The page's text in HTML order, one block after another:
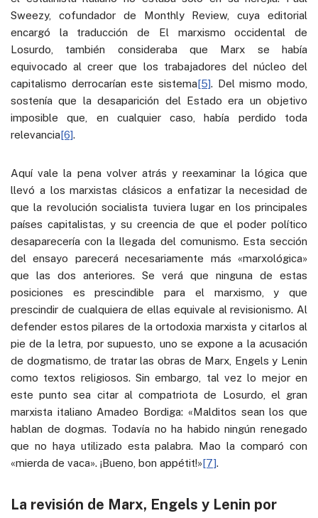
Sweezy, cofundador de Monthly Review, cuya editorial
encargó la traducción de El marxismo occidental de
Losurdo, también consideraba que Marx se había
equivocado al creer que los trabajadores del núcleo del
capitalismo derrocarían este sistema[5]. Del mismo modo,
sostenía que la desaparición del Estado era un objetivo
imposible que, en cualquier caso, había perdido toda
relevancia[6].
Aquí vale la pena volver atrás y reexaminar la lógica que
llevó a los marxistas clásicos a enfatizar la necesidad de
que la revolución socialista tuviera lugar en los principales
países capitalistas, y su creencia de que el poder político
desaparecería con la llegada del comunismo. Esta sección
del ensayo parecerá necesariamente más «marxológica»
que las dos anteriores. Se verá que ninguna de estas
posiciones es prescindible para el marxismo, y que
prescindir de cualquiera de ellas equivale al revisionismo. Al
defender estos pilares de la ortodoxia marxista y citarlos al
pie de la letra, por supuesto, uno se expone a la acusación
de dogmatismo, de tratar las obras de Marx, Engels y Lenin
como textos religiosos. Sin embargo, tal vez lo mejor en
este punto sea citar al compatriota de Losurdo, el gran
marxista italiano Amadeo Bordiga: «Malditos sean los que
hablan de dogmas. Todavía no ha habido ningún renegado
que no haya utilizado esta palabra. Mao la comparó con
«mierda de vaca». ¡Bueno, bon appétit!»[7].
La revisión de Marx, Engels y Lenin por